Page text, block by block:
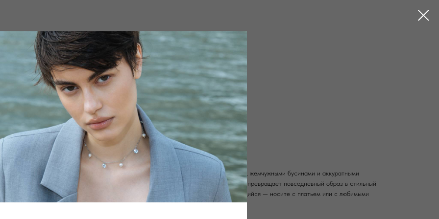
МНОГОРЯДНЫЕ КОЛЬЕ
КОЛЬЕ
ЧОКЕРЫ
Браслет Искра
FACTTWENTYONE
6900,00 р.
Добавить в корзину
Браслет с множеством динамичных цепочек, жемчужными бусинами и аккуратными
подвесками — динамичный акцент, который превращает повседневный образ в стильный
вечерний лук. Универсальный и запоминающийся — носите с платьем или с любимыми
джинсами.